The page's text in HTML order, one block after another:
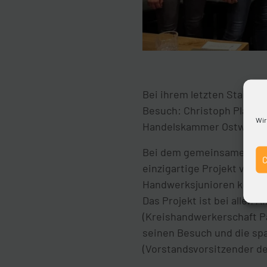
Bei ihrem letzten
Besuch: Christoph Plass,
Handelskammer
Bei dem gemeinsamen
einzigartige Projekt vor.
Handwerksjunioren
Das Projekt ist bei allen
(Kreishandwerkerschaft
seinen Besuch und die
(Vorstandsvorsitzender